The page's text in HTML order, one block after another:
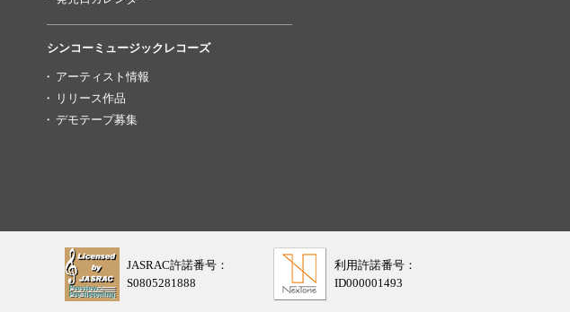
シンコーミュージックレコーズ
アーティスト情報
リリース作品
デモテープ募集
JASRAC許諾番号：
S0805281888
利用許諾番号：
ID000001493